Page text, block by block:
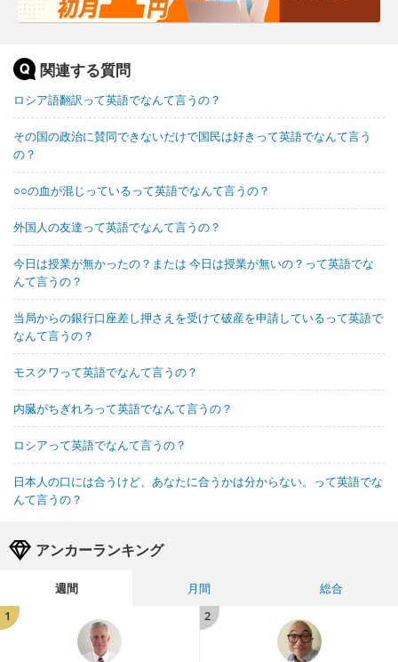
関連する質問
ロシア語翻訳って英語でなんて言うの？
その国の政治に賛同できないだけで国民は好きって英語でなんて言う
の？
○○の血が混じっているって英語でなんて言うの？
外国人の友達って英語でなんて言うの？
今日は授業が無かったの？または 今日は授業が無いの？って英語でな
んて言うの？
当局からの銀行口座差し押さえを受けて破産を申請しているって英語で
なんて言うの？
モスクワって英語でなんて言うの？
内臓がちぎれろって英語でなんて言うの？
ロシアって英語でなんて言うの？
日本人の口には合うけど、あなたに合うかは分からない。って英語でな
んて言うの？
アンカーランキング
週間 月間
総合
1
2